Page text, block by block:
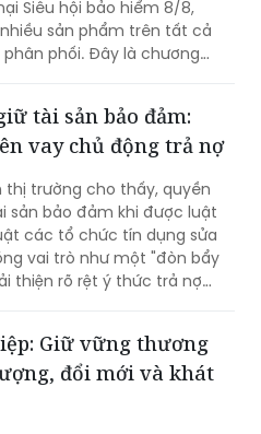
Siêu hội bảo hiểm 8/8,
sản phẩm trên tất cả
phối. Đây là chương
tài sản bảo đảm:
vay chủ động trả nợ
thị trường cho thấy, quyền
sản bảo đảm khi được luật
các tổ chức tín dụng sửa
vai trò như một "đòn bẩy
thiện rõ rệt ý thức trả nợ
Giữ vững thương
đổi mới và khát